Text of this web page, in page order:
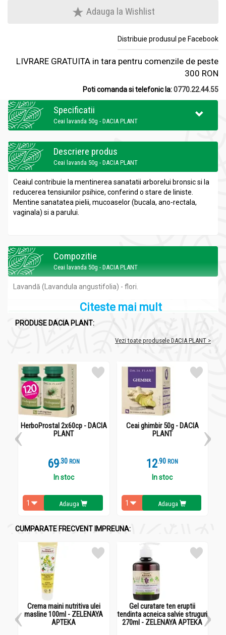
Adauga la Wishlist
Distribuie produsul pe Facebook
LIVRARE GRATUITA in tara pentru comenzile de peste
300 RON
Poti comanda si telefonic la:0770.22.44.55
Specificatii
Ceai lavanda 50g - DACIA PLANT
Descriere produs
Ceai lavanda 50g - DACIA PLANT
Ceaiul contribuie la mentinerea sanatatii arborelui bronsic si la
reducerea tensiunilor psihice, conferind o stare de liniste.
Mentine sanatatea pielii, mucoaselor (bucala, ano-rectala,
vaginala) si a parului.
Compozitie
Ceai lavanda 50g - DACIA PLANT
Lavandă (Lavandula angustifolia) - flori.
Recomandari
Intern:
- reducerea tensiunilor psihice, conferind o stare de liniste;
- protejarea organismului impotriva stresului;
- armonizarea starii psiho-emotionale;
- sustinerea aparatelor: cardiovascular, digestiv si a sistemului
nervos in perioadele de stres;
- eliminarea tensiunilor psihice care impiedica instalarea
somnului;
gastrointestinal;
- mentinerea sanatatii arborelui bronsic.
Extern:
- mentinerea sanatatii pielii, mucoaselor (bucala, ano- rectala,
Contraindicatii
Intoleranta la lavanda.
Precautii
La copii mici se administreaza cu prudenta.
Administrare
Ceai lavanda 50g - DACIA PLANT
Citeste mai mult
PRODUSE DACIA PLANT:
Vezi toate produsele DACIA PLANT >
HerboProstal 2x60cp - DACIA
PLANT
69.3 RON
In stoc
Adauga
Ceai ghimbir 50g - DACIA
PLANT
12.9 RON
In stoc
Adauga
CUMPARATE FRECVENT IMPREUNA:
Crema maini nutritiva ulei
masline 100ml - ZELENAYA
APTEKA
Gel curatare ten eruptii
tendinta acneica salvie struguri
270ml - ZELENAYA APTEKA